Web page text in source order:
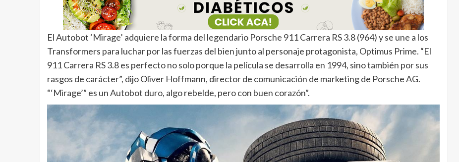
El Autobot ‘Mirage’ adquiere la forma del legendario Porsche 911 Carrera RS 3.8 (964) y se une a los
Transformers para luchar por las fuerzas del bien junto al personaje protagonista, Optimus Prime. “El
911 Carrera RS 3.8 es perfecto no solo porque la película se desarrolla en 1994, sino también por sus
rasgos de carácter”, dijo Oliver Hoffmann, director de comunicación de marketing de Porsche AG.
“‘Mirage’” es un Autobot duro, algo rebelde, pero con buen corazón”.